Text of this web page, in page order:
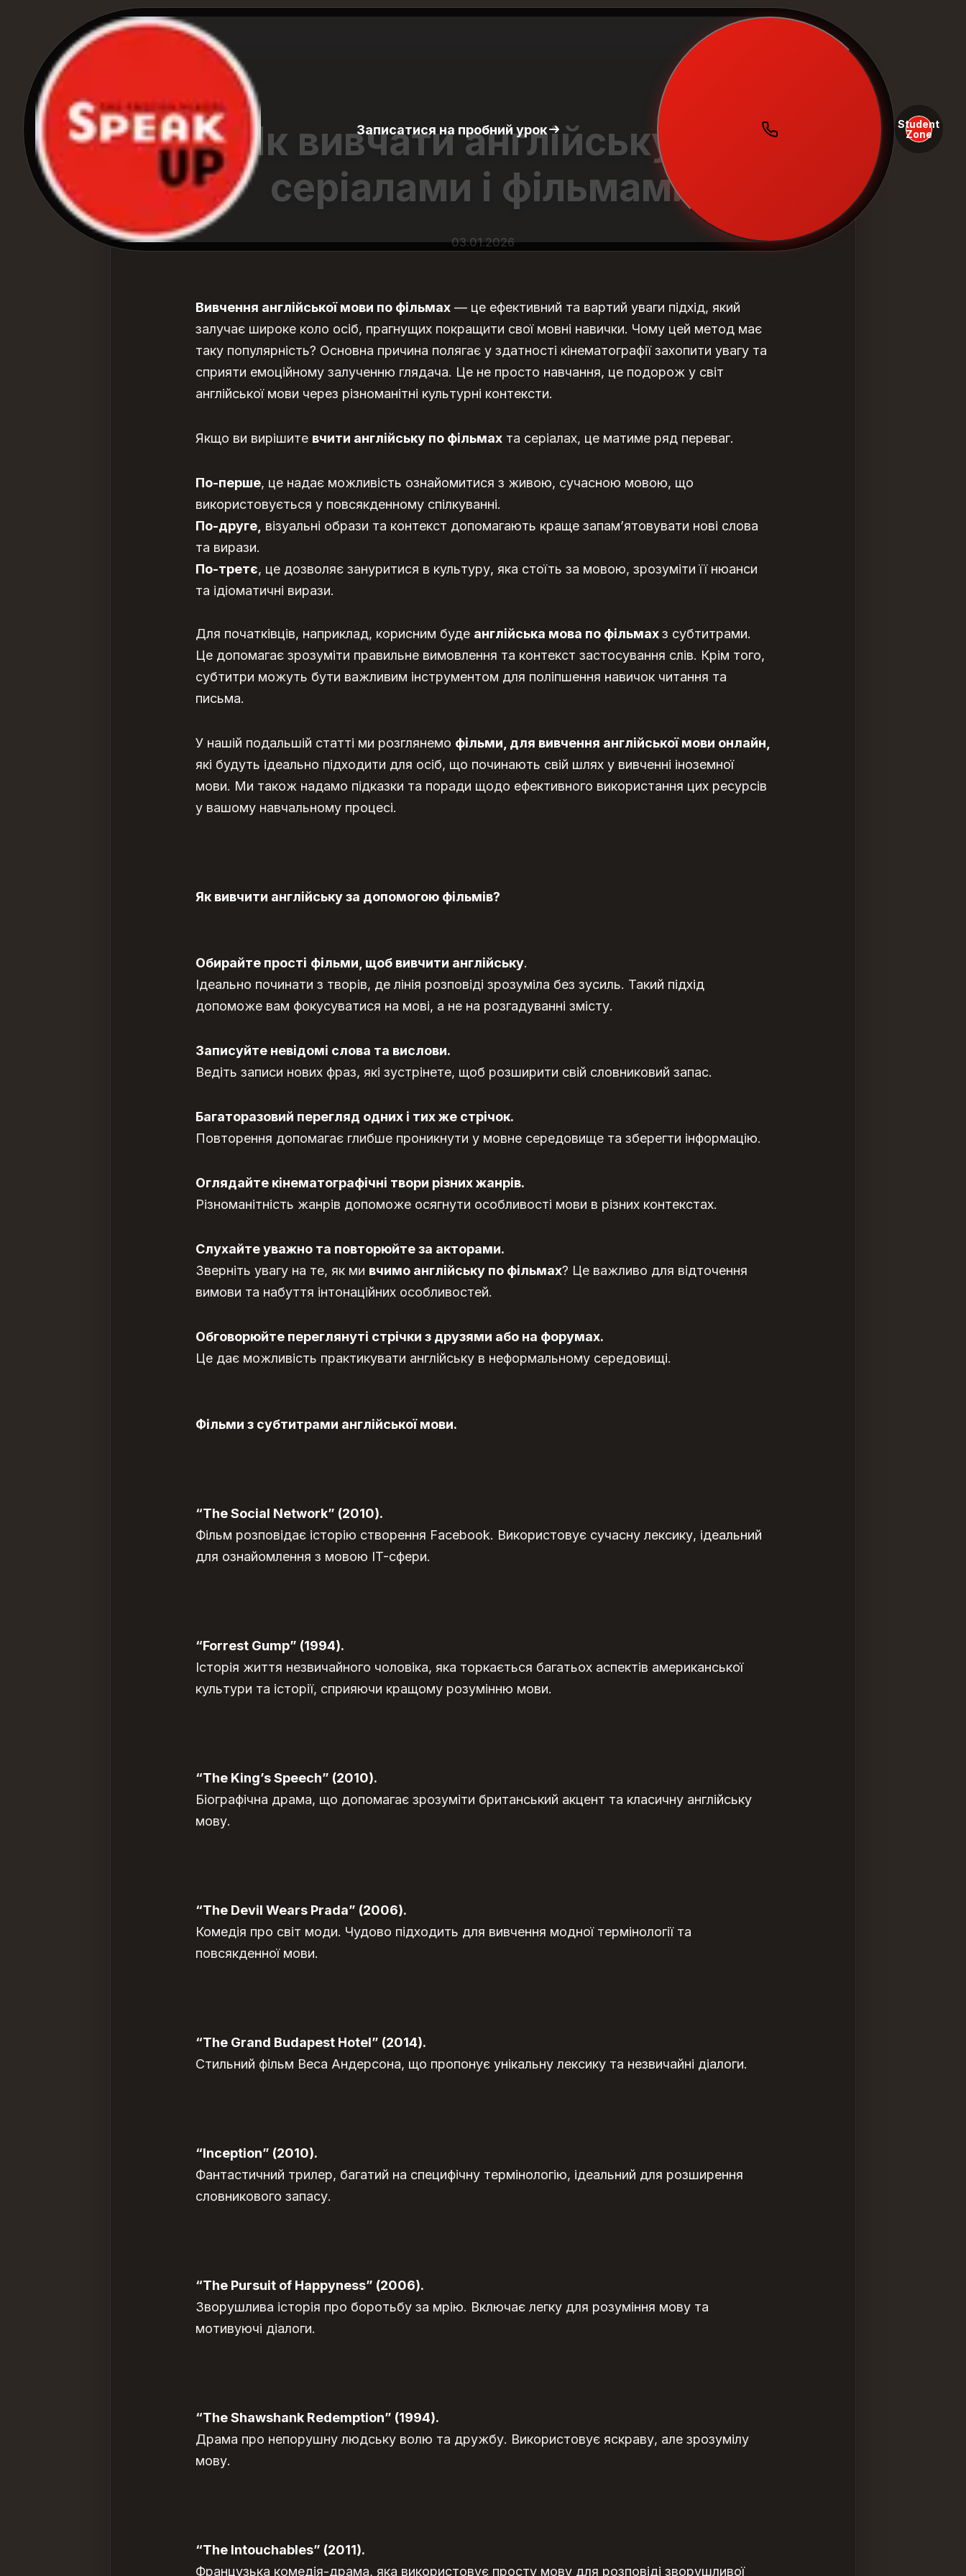
Записатися на пробний урок
Student
Zone
Як вивчати англійську за
серіалами i фільмами
03.01.2026
Вивчення англійської мови по фільмах— це ефективний та вартий уваги підхід, який
залучає широке коло осіб, прагнущих покращити свої мовні навички. Чому цей метод має
таку популярність? Основна причина полягає у здатності кінематографії захопити увагу та
сприяти емоційному залученню глядача. Це не просто навчання, це подорож у світ
англійської мови через різноманітні культурні контексти.
Якщо ви вирішите вчити англійську по фільмахта серіалах, це матиме ряд переваг.
По-перше, це надає можливість ознайомитися з живою, сучасною мовою, що
використовується у повсякденному спілкуванні.
По-друге, візуальні образи та контекст допомагають краще запам’ятовувати нові слова
та вирази.
По-третє, це дозволяє зануритися в культуру, яка стоїть за мовою, зрозуміти її нюанси
та ідіоматичні вирази.
Для початківців, наприклад, корисним буде англійська мова по фільмахз субтитрами.
Це допомагає зрозуміти правильне вимовлення та контекст застосування слів. Крім того,
субтитри можуть бути важливим інструментом для поліпшення навичок читання та
письма.
У нашій подальшій статті ми розглянемо фільми, для вивчення англійської мови онлайн,
які будуть ідеально підходити для осіб, що починають свій шлях у вивченні іноземної
мови. Ми також надамо підказки та поради щодо ефективного використання цих ресурсів
у вашому навчальному процесі.
Як вивчити англійську за допомогою фільмів?
Обирайте прості фільми, щоб вивчити англійську.
Ідеально починати з творів, де лінія розповіді зрозуміла без зусиль. Такий підхід
допоможе вам фокусуватися на мові, а не на розгадуванні змісту.
Записуйте невідомі слова та вислови.
Ведіть записи нових фраз, які зустрінете, щоб розширити свій словниковий запас.
Багаторазовий перегляд одних і тих же стрічок.
Повторення допомагає глибше проникнути у мовне середовище та зберегти інформацію.
Оглядайте кінематографічні твори різних жанрів.
Різноманітність жанрів допоможе осягнути особливості мови в різних контекстах.
Слухайте уважно та повторюйте за акторами.
Зверніть увагу на те, як ми вчимо англійську по фільмах? Це важливо для відточення
вимови та набуття інтонаційних особливостей.
Обговорюйте переглянуті стрічки з друзями або на форумах.
Це дає можливість практикувати англійську в неформальному середовищі.
Фільми з субтитрами англійської мови.
“The Social Network” (2010).
Фільм розповідає історію створення Facebook. Використовує сучасну лексику, ідеальний
для ознайомлення з мовою IT-сфери.
“Forrest Gump” (1994).
Історія життя незвичайного чоловіка, яка торкається багатьох аспектів американської
культури та історії, сприяючи кращому розумінню мови.
“The King’s Speech” (2010).
Біографічна драма, що допомагає зрозуміти британський акцент та класичну англійську
мову.
“The Devil Wears Prada” (2006).
Комедія про світ моди. Чудово підходить для вивчення модної термінології та
повсякденної мови.
“The Grand Budapest Hotel” (2014).
Стильний фільм Веса Андерсона, що пропонує унікальну лексику та незвичайні діалоги.
“Inception” (2010).
Фантастичний трилер, багатий на специфічну термінологію, ідеальний для розширення
словникового запасу.
“The Pursuit of Happyness” (2006).
Зворушлива історія про боротьбу за мрію. Включає легку для розуміння мову та
мотивуючі діалоги.
“The Shawshank Redemption” (1994).
Драма про непорушну людську волю та дружбу. Використовує яскраву, але зрозумілу
мову.
“The Intouchables” (2011).
Французька комедія-драма, яка використовує просту мову для розповіді зворушливої